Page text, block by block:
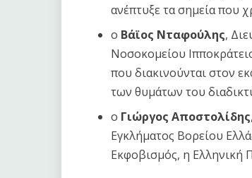
ανέπτυξε τα σημεία που
ο Βάϊος Νταφούλης,
Νοσοκομείου
που διακινούνται στον
των θυμάτων του
ο Γιώργος Αποστολίδης
Εγκλήματος Βορείου
Εκφοβισμός, η Eλληνική